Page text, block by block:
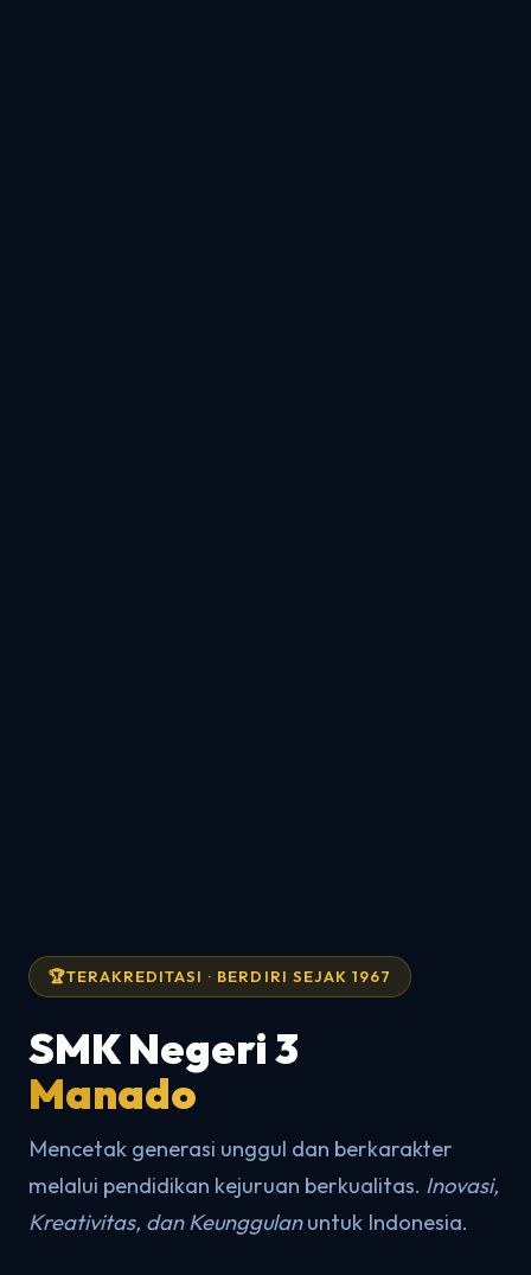
TERAKREDITASI · BERDIRI SEJAK 1967
SMK Negeri 3
Manado
Mencetak generasi unggul dan berkarakter
melalui pendidikan kejuruan berkualitas. Inovasi,
Kreativitas, dan Keunggulanuntuk Indonesia.